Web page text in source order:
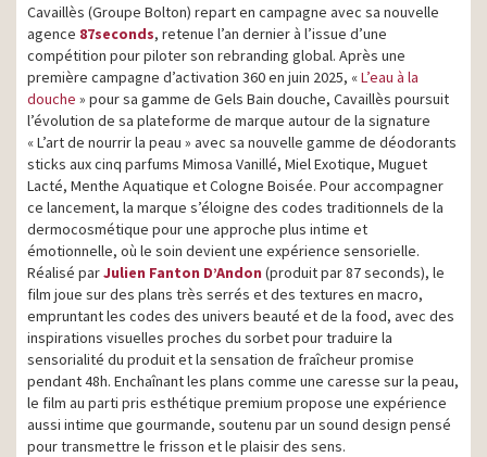
Cavaillès (Groupe Bolton) repart en campagne avec sa nouvelle
agence 87seconds, retenue l’an dernier à l’issue d’une
compétition pour piloter son rebranding global. Après une
première campagne d’activation 360 en juin 2025, «L’eau à la
douche » pour sa gamme de Gels Bain douche, Cavaillès poursuit
l’évolution de sa plateforme de marque autour de la signature
« L’art de nourrir la peau » avec sa nouvelle gamme de déodorants
sticks aux cinq parfums Mimosa Vanillé, Miel Exotique, Muguet
Lacté, Menthe Aquatique et Cologne Boisée. Pour accompagner
ce lancement, la marque s’éloigne des codes traditionnels de la
dermocosmétique pour une approche plus intime et
émotionnelle, où le soin devient une expérience sensorielle.
Réalisé parJulien Fanton D’Andon (produit par 87 seconds), le
film joue sur des plans très serrés et des textures en macro,
empruntant les codes des univers beauté et de la food, avec des
inspirations visuelles proches du sorbet pour traduire la
sensorialité du produit et la sensation de fraîcheur promise
pendant 48h. Enchaînant les plans comme une caresse sur la peau,
le film au parti pris esthétique premium propose une expérience
aussi intime que gourmande, soutenu par un sound design pensé
pour transmettre le frisson et le plaisir des sens.